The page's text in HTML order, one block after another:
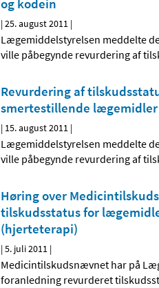
og kodein
|25. august 2011 |
Lægemiddelstyrelsen meddelte
ville påbegynde revurdering af
Revurdering af
smertestillende
| 15. august 2011 |
Lægemiddelstyrelsen meddelte
ville påbegynde revurdering af
Høring over
tilskudsstatus for
(hjerteterapi)
|5. juli 2011 |
Medicintilskudsnævnet har på
foranledning revurderet